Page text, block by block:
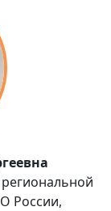
России,